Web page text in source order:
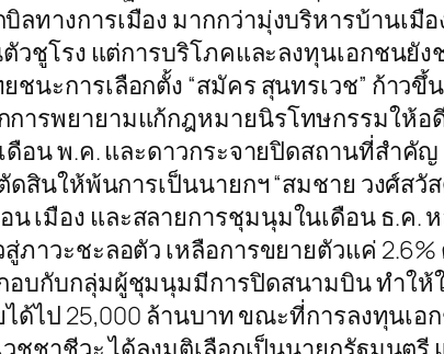
ทางการเมือง มากกว่ามุ่งบริหารบ้านเมือ
วชูโรง แต่การบริโภคและลงทุนเอกชน
นะการเลือกตั้ง “สมัคร สุนทรเวช” ก้าว
การพยายามแก้กฎหมายนิรโทษกรรมให้
อน พ.ค. และดาวกระจายปิดสถานที่สำคั
สินให้พ้นการเป็นนายกฯ “สมชาย วงศ์ส
เมือง และสลายการชุมนุมในเดือน ธ.ค.
ภาวะชะลอตัว เหลือการขยายตัวแค่
บกับกลุ่มผู้ชุมนุมมีการปิดสนามบิน ทำให้
ได้ไป 25,000 ล้านบาท ขณะที่การลงทุน